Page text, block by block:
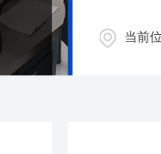
当前